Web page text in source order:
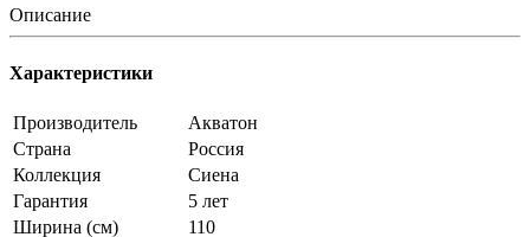
Описание
Характеристики
Производитель
Акватон
Страна
Россия
Коллекция
Сиена
Гарантия
5 лет
Ширина (см)
110